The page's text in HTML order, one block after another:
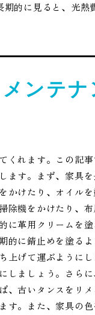
的に見ると、光熱
ンテ
れます。この記
す。まず、家具
けたり、オイル
機をかけたり、
に革用クリームを
的に錆止めを塗る
上げて運ぶように
ましょう。さら
古いタンスをリ
。また、家具の